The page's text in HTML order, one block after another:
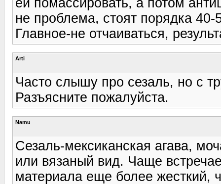
не проблема, стоят порядка 40-
Главное-не отчаиваться,
Arti
Часто слышу про сезаль, но с
Разъясните пожалуйста.
Namu
Сезаль-мексиканская агава,
или вязаный вид. Чаще
материала еще более жесткий,